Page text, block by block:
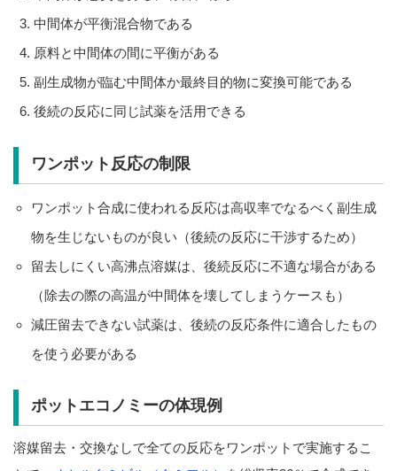
中間体が平衡混合物である
原料と中間体の間に平衡がある
副生成物が臨む中間体か最終目的物に変換可能である
後続の反応に同じ試薬を活用できる
ワンポット反応の制限
ワンポット合成に使われる反応は高収率でなるべく副生成
物を生じないものが良い（後続の反応に干渉するため）
留去しにくい高沸点溶媒は、後続反応に不適な場合がある
（除去の際の高温が中間体を壊してしまうケースも）
減圧留去できない試薬は、後続の反応条件に適合したもの
を使う必要がある
ポットエコノミーの体現例
溶媒留去・交換なしで全ての反応をワンポットで実施するこ